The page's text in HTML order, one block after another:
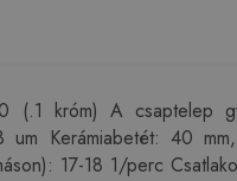
(.1 króm) A csaptelep
Kerámiabetét: 40
17-18 1/perc